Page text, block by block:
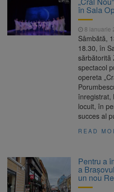
Nivelul Dunării a început să
8 august 2026
Asociația
Iluminat cere reducerea luminii
nopții, nu oprirea iluminatului
Trafic blocat
– Poiana Brașov după un
persoane primesc îngrijiri
Se schimbă
medic specialist. Subiecte
aceeași oră și același barem
în Sala
8 ianuarie
Sâmbătă,
18.30, în
sărbătorită
spectacol
opereta
înregistrat,
locuit, în
succes al
READ
Pentru a
a
un nou